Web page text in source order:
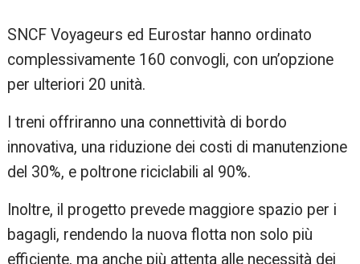
SNCF Voyageurs ed Eurostar hanno ordinato
complessivamente 160 convogli, con un’opzione
per ulteriori 20 unità.
I treni offriranno una connettività di bordo
innovativa, una riduzione dei costi di manutenzione
del 30%, e poltrone riciclabili al 90%.
Inoltre, il progetto prevede maggiore spazio per i
bagagli, rendendo la nuova flotta non solo più
efficiente, ma anche più attenta alle necessità dei